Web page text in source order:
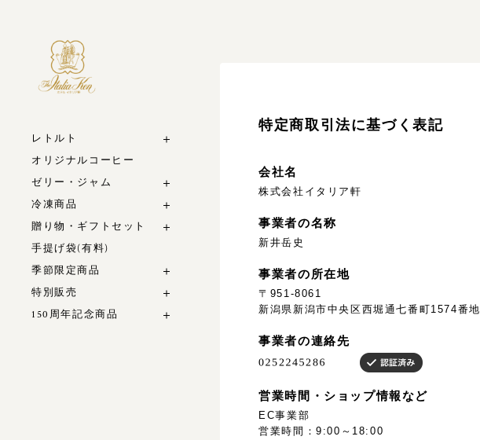
レトルト
オリジナルコーヒー
ゼリー・ジャム
冷凍商品
贈り物・ギフトセット
手提げ袋(有料)
季節限定商品
特別販売
150周年記念商品
特定商取引法に基づく表記
会社名
株式会社イタリア軒
事業者の名称
新井岳史
事業者の所在地
〒951-8061
新潟県新潟市中央区西堀通七番町1574番地
事業者の連絡先
営業時間・ショップ情報など
EC事業部
営業時間：9:00～18:00